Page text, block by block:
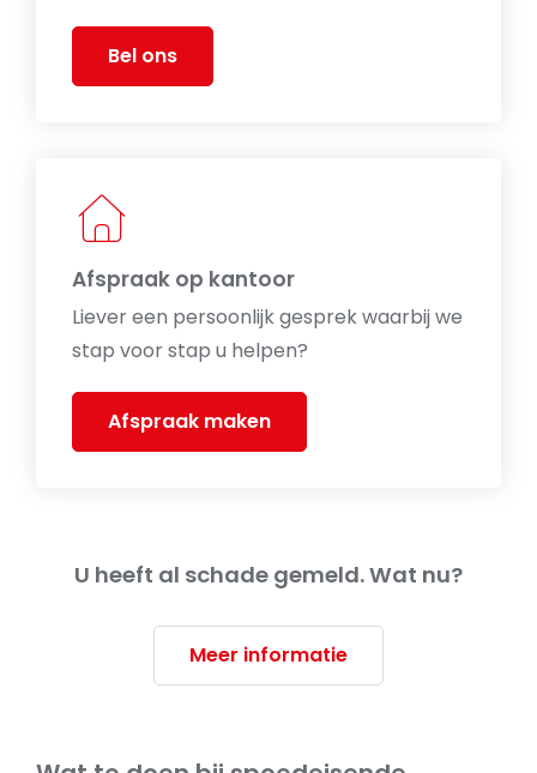
Bel ons
Afspraak op kantoor
Liever een persoonlijk gesprek waarbij we
stap voor stap u helpen?
Afspraak maken
U heeft al schade gemeld. Wat nu?
Meer informatie